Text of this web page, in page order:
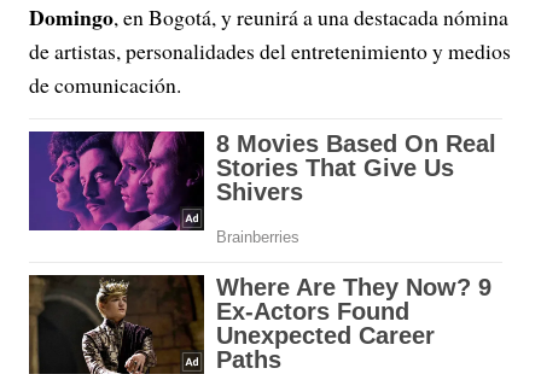
Domingo, en Bogotá, y reunirá a una destacada nómina
de artistas, personalidades del entretenimiento y medios
de comunicación.